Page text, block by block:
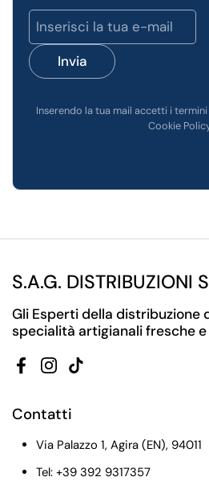
Invia
Inserendo la tua mail accetti i
Cookie
S.A.G. DISTRIBUZIONI
Gli Esperti della distribuzione
specialità artigianali fresche
Facebook
Instagram
TikTok
Contatti
Via Palazzo 1, Agira (EN), 94011
Tel: +39 392 9317357